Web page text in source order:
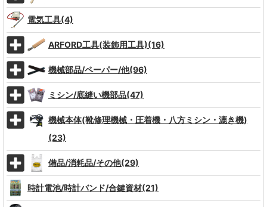
電気工具(4)
ARFORD工具(装飾用工具)(16)
機械部品/ペーパー/他(96)
ミシン/底縫い機部品(47)
機械本体(靴修理機械・圧着機・八方ミシン・漉き機)
(23)
備品/消耗品/その他(29)
時計電池/時計バンド/合鍵資材(21)